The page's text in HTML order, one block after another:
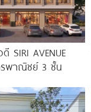
SIRI AVENUE
รพาณิชย์ 3 ชั้น